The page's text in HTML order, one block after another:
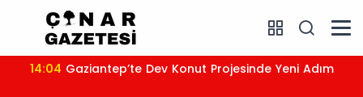
14:04 Gaziantep’te Dev Konut Projesinde Yeni Adım